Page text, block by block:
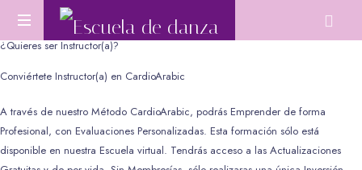
Aprende
Danza
desde
cero
¿Quieres ser Instructor(a)?
Conviértete Instructor(a) en CardioArabic
A través de nuestro Método CardioArabic, podrás Emprender de forma
Profesional, con Evaluaciones Personalizadas. Esta formación sólo está
disponible en nuestra Escuela virtual. Tendrás acceso a las Actualizaciones